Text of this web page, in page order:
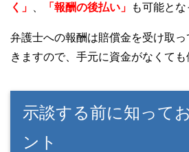
く」
「報酬の後払い」 も可能とな
弁護士への報酬は賠償金を受け取
きますので、手元に資金がなくても
示談する前に知って
ント